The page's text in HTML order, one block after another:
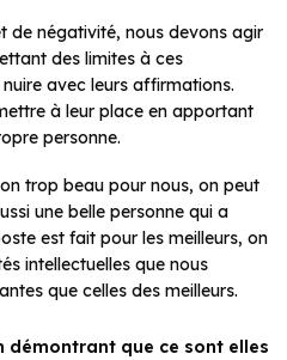
de négativité, nous devons agir
des limites à ces
avec leurs affirmations.
à leur place en apportant
personne.
trop beau pour nous, on peut
une belle personne qui a
est fait pour les meilleurs, on
intellectuelles que nous
que celles des meilleurs.
démontrant que ce sont elles